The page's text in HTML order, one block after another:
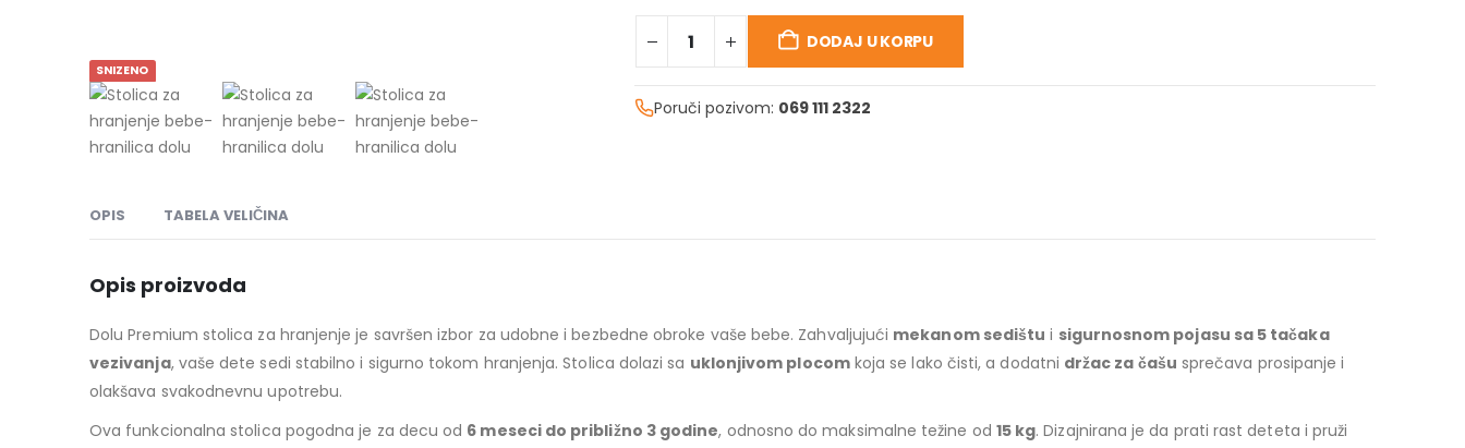
SNIZENO
DODAJ U KORPU
Poruči pozivom: 069 111 2322
OPIS TABELA VELIČINA
Opis proizvoda
Dolu Premium stolica za hranjenje je savršen izbor za udobne i bezbedne obroke vaše bebe. Zahvaljujući mekanom sedištu i sigurnosnom pojasu sa 5 tačaka
vezivanja, vaše dete sedi stabilno i sigurno tokom hranjenja. Stolica dolazi sa uklonjivom plocomkoja se lako čisti, a dodatni držac za čašu sprečava prosipanje i
olakšava svakodnevnu upotrebu.
Ova funkcionalna stolica pogodna je za decu od 6 meseci do približno 3 godine, odnosno do maksimalne težine od 15 kg. Dizajnirana je da prati rast deteta i pruži